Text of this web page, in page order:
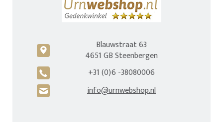
c
Blauwstraat 63
4651 GB Steenbergen
A +31 (0)6 -38080006
H info@urnwebshop.nl